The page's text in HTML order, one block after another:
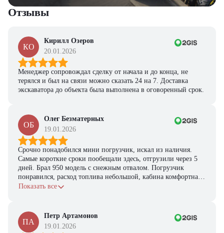
Отзывы
КО
Кирилл Озеров
20.01.2026
Менеджер сопровождал сделку от начала и до конца, не
терялся и был на связи можно сказать 24 на 7. Доставка
экскаватора до объекта была выполнена в оговоренный срок.
ОБ
Олег Безматерных
19.01.2026
Срочно понадобился мини погрузчик, искал из наличия.
Самые короткие сроки пообещали здесь, отгрузили через 5
дней. Брал 950 модель с снежным отвалом. Погрузчик
понравился, расход топлива небольшой, кабина комфортная,
с задачами справляется.
Показать все
ПА
Петр Артамонов
19.01.2026